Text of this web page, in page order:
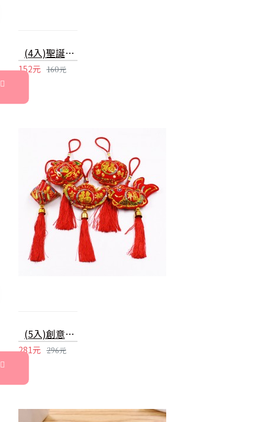
(4入)聖誕髮箍 聖誕樹頭箍 成人兒童頭箍 聖誕派對用品
152元 160元
(5入)創意亮片造型福氣吊飾 春節喜慶掛飾 金元寶 平安袋 蘋果 魚 裝飾品
281元 296元